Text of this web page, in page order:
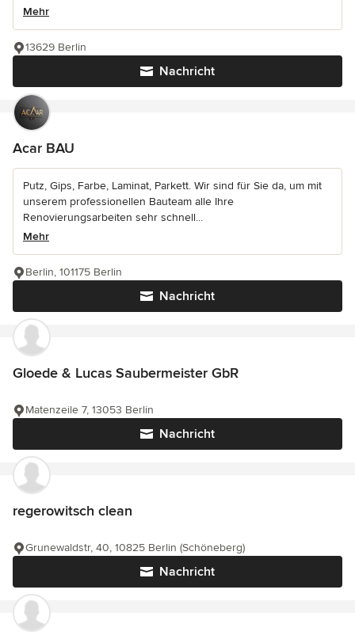
Mehr
Nachricht
13629 Berlin
Acar BAU
Putz, Gips, Farbe, Laminat, Parkett. Wir sind für Sie da, um mit
unserem professionellen Bauteam alle Ihre
Renovierungsarbeiten sehr schnell...
Mehr
Nachricht
Berlin, 101175 Berlin
Gloede & Lucas Saubermeister GbR
Nachricht
Matenzeile 7, 13053 Berlin
regerowitsch clean
Nachricht
Grunewaldstr, 40, 10825 Berlin (Schöneberg)